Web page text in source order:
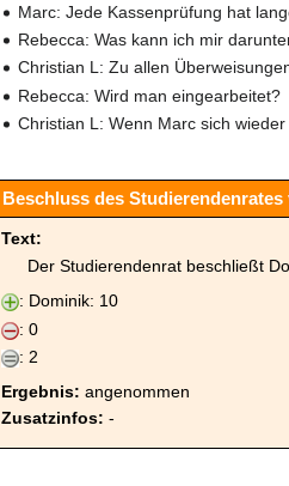
Marc: Jede Kassenprüfung hat
Rebecca: Was kann ich mir
Christian L: Zu allen
Rebecca: Wird man eingearbeitet?
Christian L: Wenn Marc sich
Beschluss des Studierendenrates
Text:
Der Studierendenrat beschließt
: Dominik: 10
: 0
: 2
Ergebnis: angenommen
Zusatzinfos: -